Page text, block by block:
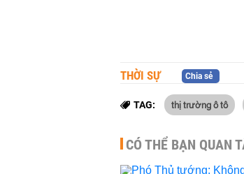
THỜI SỰ Chia sẻ
TAG: thị trường ô tô
CÓ THỂ BẠN QUAN